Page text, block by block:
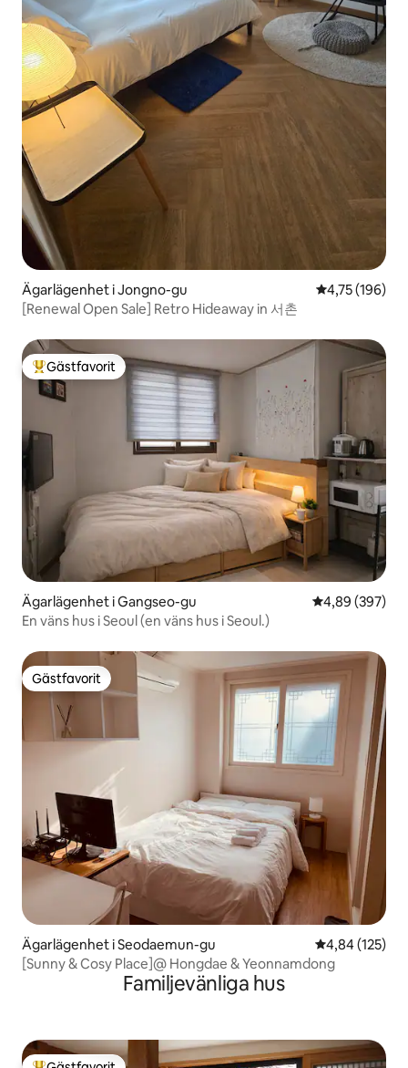
Ägarlägenhet i Jongno-gu 4,75 av 5 i
4,75 (196)
[Renewal Open Sale] Retro Hideaway in 서촌
Populär gästfavorit
Gästfavorit
Ägarlägenhet i Gangseo-gu 4,89 av 5 i
4,89 (397)
En väns hus i Seoul (en väns hus i Seoul.)
Gästfavorit
Gästfavorit
Ägarlägenhet i Seodaemun-gu 4,84 av 5 i
4,84 (125)
[Sunny & Cosy Place]@ Hongdae & Yeonnamdong
Familjevänliga hus